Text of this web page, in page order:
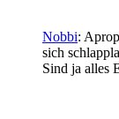
Nobbi:
sich
Sind ja alles